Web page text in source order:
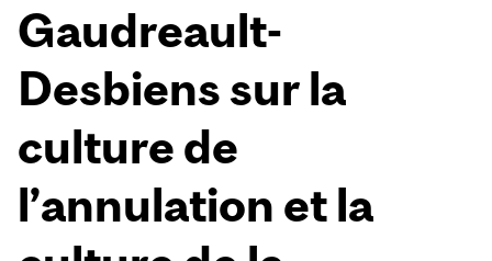
Gaudreault-
Desbiens sur la
culture de
l’annulation et la